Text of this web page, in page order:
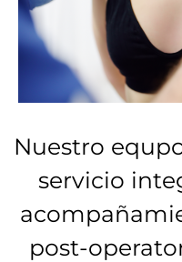
Nuestro
servicio
post-